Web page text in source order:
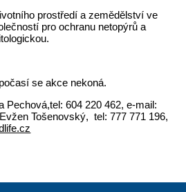
prostředí a zemědělství ve
pro ochranu netopýrů a
se akce nekoná.
Pechová,tel: 604 220 462, e-mail:
Tošenovský, tel: 777 771 196,